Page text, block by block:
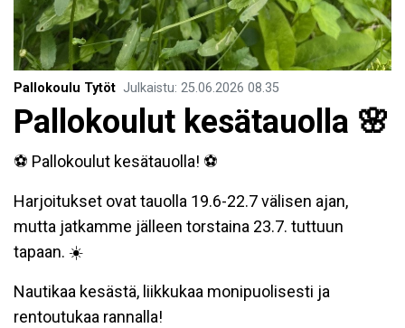
Pallokoulu Tytöt Julkaistu: 25.06.2026 08.35
Pallokoulut kesätauolla 🌸
⚽ Pallokoulut kesätauolla! ⚽️
Harjoitukset ovat tauolla 19.6-22.7 välisen ajan,
mutta jatkamme jälleen torstaina 23.7. tuttuun
tapaan. ☀️
Nautikaa kesästä, liikkukaa monipuolisesti ja
rentoutukaa rannalla!